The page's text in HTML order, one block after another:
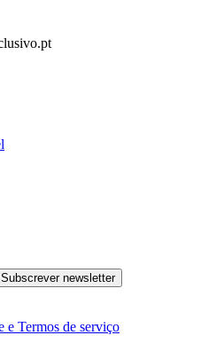
Subscrever newsletter
e Termos de serviço